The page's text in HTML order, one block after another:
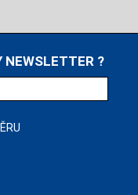
NEWSLETTER ?